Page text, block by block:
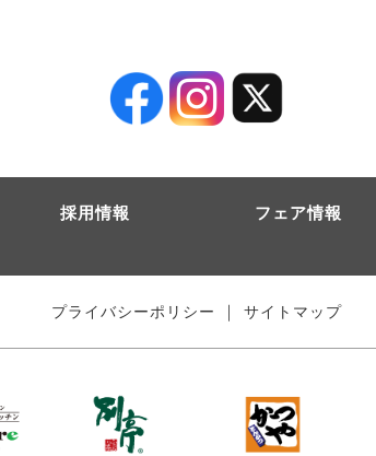
採用情報 フェア情報
プライバシーポリシー ｜サイトマップ